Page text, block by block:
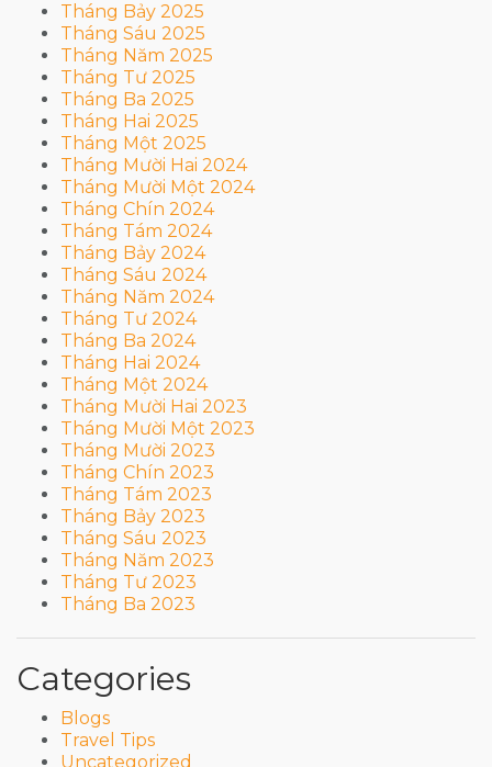
Tháng Bảy 2025
Tháng Sáu 2025
Tháng Năm 2025
Tháng Tư 2025
Tháng Ba 2025
Tháng Hai 2025
Tháng Một 2025
Tháng Mười Hai 2024
Tháng Mười Một 2024
Tháng Chín 2024
Tháng Tám 2024
Tháng Bảy 2024
Tháng Sáu 2024
Tháng Năm 2024
Tháng Tư 2024
Tháng Ba 2024
Tháng Hai 2024
Tháng Một 2024
Tháng Mười Hai 2023
Tháng Mười Một 2023
Tháng Mười 2023
Tháng Chín 2023
Tháng Tám 2023
Tháng Bảy 2023
Tháng Sáu 2023
Tháng Năm 2023
Tháng Tư 2023
Tháng Ba 2023
Categories
Blogs
Travel Tips
Uncategorized